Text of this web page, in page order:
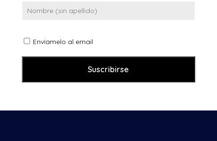
Envíamelo al email